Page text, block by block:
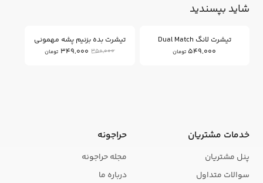
شاید بپسندید
تیشرت لانگ Dual Match
549,000 تومان
تیشرت بده بزنیم پشه مهمونی
350,000
349,000 تومان
خدمات مشتریان
پنل مشتریان
سوالات متداول
حراجونه
مجله حراجونه
درباره ما